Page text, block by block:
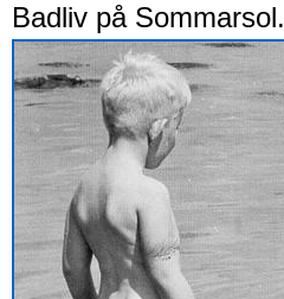
Badliv på Sommarsol.